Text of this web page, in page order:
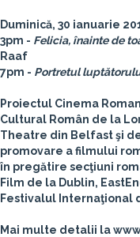
Duminică, 30 ianuarie
3pm - Felicia, înainte de
Raaf
7pm - Portretul
Proiectul Cinema
Cultural Român de la
Theatre din Belfast şi
promovare a filmului
în pregătire secţiuni
Film de la Dublin,
Festivalul Internaţional
Mai multe detalii la